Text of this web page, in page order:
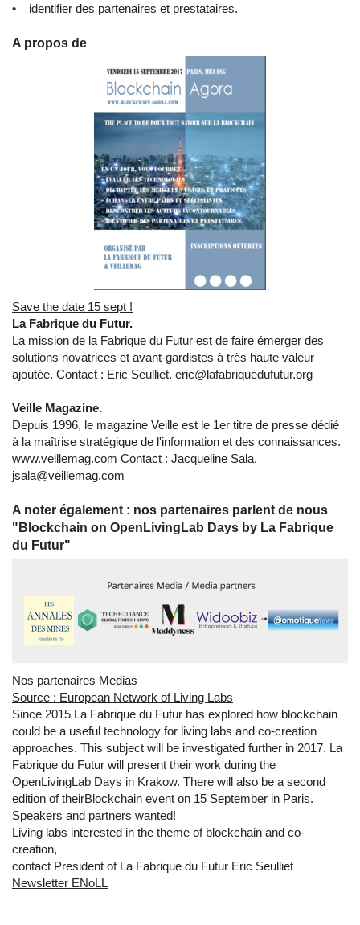
• identifier des partenaires et prestataires.
A propos de
Save the date 15 sept !
La Fabrique du Futur.
La mission de la Fabrique du Futur est de faire émerger des
solutions novatrices et avant-gardistes à très haute valeur
ajoutée. Contact : Eric Seulliet. eric@lafabriquedufutur.org
Veille Magazine.
Depuis 1996, le magazine Veille est le 1er titre de presse dédié
à la maîtrise stratégique de l'information et des connaissances.
www.veillemag.com Contact : Jacqueline Sala.
jsala@veillemag.com
A noter également : nos partenaires parlent de nous
"Blockchain on OpenLivingLab Days by La Fabrique
du Futur"
Nos partenaires Medias
Source : European Network of Living Labs
Since 2015 La Fabrique du Futur has explored how blockchain
could be a useful technology for living labs and co-creation
approaches. This subject will be investigated further in 2017. La
Fabrique du Futur will present their work during the
OpenLivingLab Days in Krakow. There will also be a second
edition of theirBlockchain event on 15 September in Paris.
Speakers and partners wanted!
Living labs interested in the theme of blockchain and co-
creation,
contact President of La Fabrique du Futur Eric Seulliet
Newsletter ENoLL